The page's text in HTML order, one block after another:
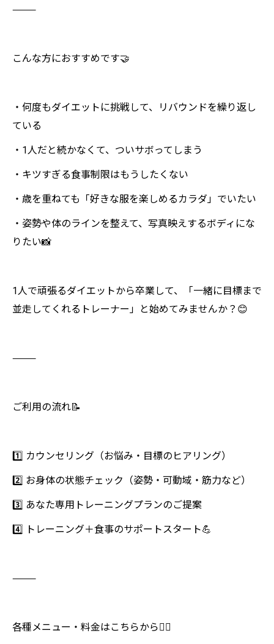
⸻
こんな方におすすめです🤝
・何度もダイエットに挑戦して、リバウンドを繰り返し
ている
・1人だと続かなくて、ついサボってしまう
・キツすぎる食事制限はもうしたくない
・歳を重ねても「好きな服を楽しめるカラダ」でいたい
・姿勢や体のラインを整えて、写真映えするボディにな
りたい📸
1人で頑張るダイエットから卒業して、「一緒に目標まで
並走してくれるトレーナー」と始めてみませんか？😊
⸻
ご利用の流れ📝
1️⃣ カウンセリング（お悩み・目標のヒアリング）
2️⃣ お身体の状態チェック（姿勢・可動域・筋力など）
3️⃣ あなた専用トレーニングプランのご提案
4️⃣ トレーニング＋食事のサポートスタート💪
⸻
各種メニュー・料金はこちらから💁‍♀️